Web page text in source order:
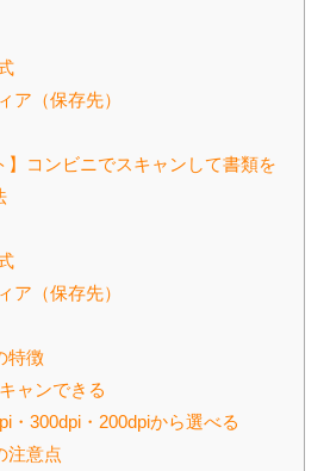
ア（保存先）
】コンビニでスキャンして書類を
ア（保存先）
特徴
ャンできる
・300dpi・200dpiから選べる
注意点